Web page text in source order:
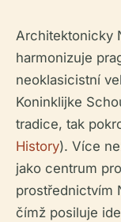
Architektonicky
harmonizuje
neoklasicistní
Koninklijke
tradice, tak
History). Více
jako centrum
prostřednictvím
čímž posiluje